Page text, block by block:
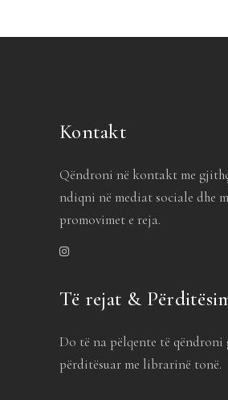
Kontakt
Qëndroni në kontakt me
ndiqni në mediat sociale dhe
promovimet e reja.
Të rejat &
Do të na pëlqente të qëndroni
përditësuar me librarinë tonë.